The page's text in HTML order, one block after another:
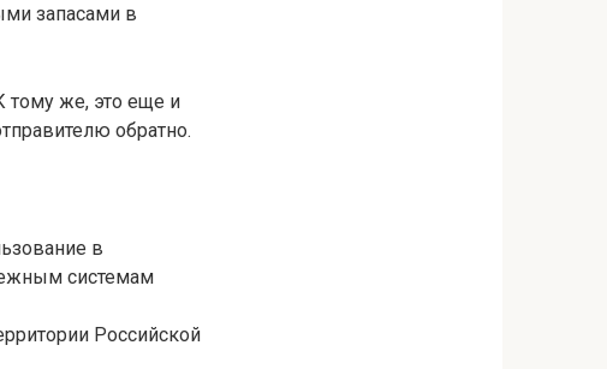
запасами в
тому же, это еще и
обратно.
в
системам
Российской